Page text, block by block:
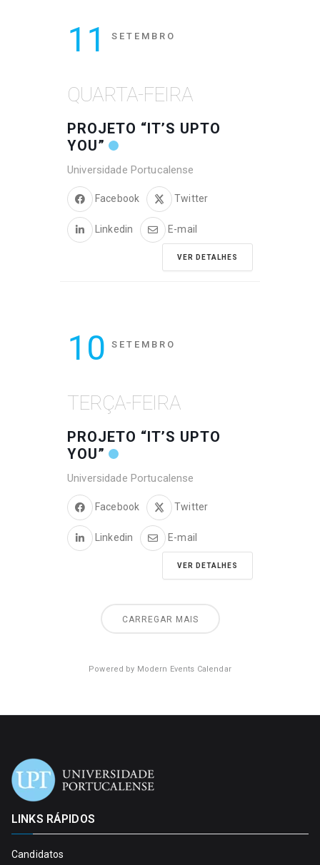
11 SETEMBRO
QUARTA-FEIRA
PROJETO “IT’S UPTO
YOU”
Universidade Portucalense
Facebook Twitter
Linkedin E-mail
VER DETALHES
10 SETEMBRO
TERÇA-FEIRA
PROJETO “IT’S UPTO
YOU”
Universidade Portucalense
Facebook Twitter
Linkedin E-mail
VER DETALHES
CARREGAR MAIS
Powered by Modern Events Calendar
LINKS RÁPIDOS
Candidatos